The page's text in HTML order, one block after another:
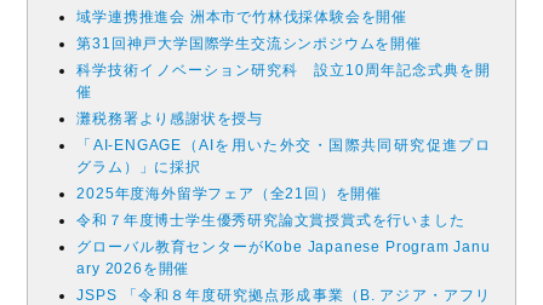
域学連携推進会 洲本市で竹林伐採体験会を開催
第31回神戸大学国際学生交流シンポジウムを開催
科学技術イノベーション研究科 設立10周年記念式典を開
催
灘税務署より感謝状を授与
「AI-ENGAGE（AIを用いた外交・国際共同研究促進プロ
グラム）」に採択
2025年度海外留学フェア（全21回）を開催
令和７年度博士学生優秀研究論文賞授賞式を行いました
グローバル教育センターがKobe Japanese Program Janu
ary 2026を開催
JSPS 「令和８年度研究拠点形成事業（B. アジア・アフリ